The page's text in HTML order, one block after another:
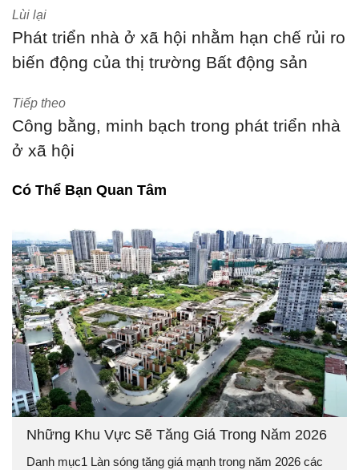
Lùi lại
Phát triển nhà ở xã hội nhằm hạn chế rủi ro
biến động của thị trường Bất động sản
Tiếp theo
Công bằng, minh bạch trong phát triển nhà
ở xã hội
Có Thể Bạn Quan Tâm
Những Khu Vực Sẽ Tăng Giá Trong Năm 2026
Danh mục1 Làn sóng tăng giá mạnh trong năm 2026 các